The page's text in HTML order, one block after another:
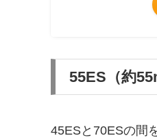
55ES（約
45ESと70ESの間